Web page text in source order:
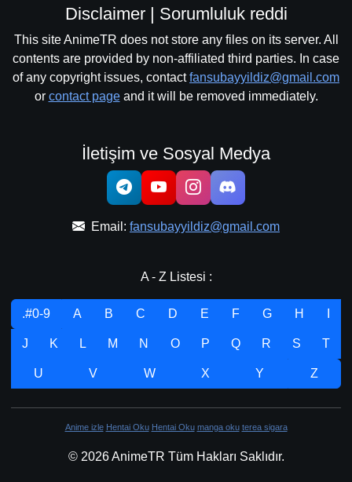
Disclaimer | Sorumluluk reddi
This site AnimeTR does not store any files on its server. All
contents are provided by non-affiliated third parties. In case
of any copyright issues, contactfansubayyildiz@gmail.com
or contact pageand it will be removed immediately.
İletişim ve Sosyal Medya
Email: fansubayyildiz@gmail.com
A - Z Listesi :
.#0-9 A B C D E F G H
J K L M N O P Q R S T
U V W X Y Z
Anime izle Hentai Oku Hentai Oku manga oku terea sigara
© 2026 AnimeTR Tüm Hakları Saklıdır.